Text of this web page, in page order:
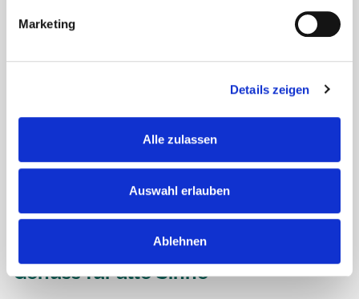
Marketing
Details zeigen
Alle zulassen
Auswahl erlauben
Ablehnen
Sommerfest im Haus Klara: Ein
Genuss für alle Sinne